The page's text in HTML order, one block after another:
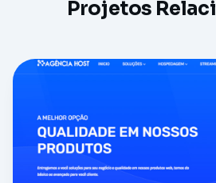
Projetos